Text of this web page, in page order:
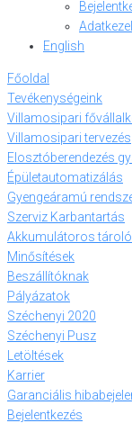
English
Főoldal
Tevékenységeink
Villamosipari
Villamosipari tervezés
Elosztóberendezés
Épületautomatizálás
Gyengeáramú
Szerviz Karbantartás
Akkumulátoros
Minősítések
Beszállítóknak
Pályázatok
Széchenyi 2020
Széchenyi Pusz
Letöltések
Karrier
Garanciális
Bejelentkezés